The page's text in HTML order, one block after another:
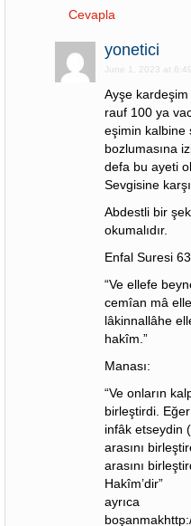
Cevapla
yonetici
June 1, 2023 at
Ayşe
rauf 100 ya
eşimin kalbine
bozlumasına
defa bu ayeti
Sevgisine
Abdestli bir
okumalıdır.
Enfal Suresi
“Ve ellefe
cemîan mâ
lâkinnallâhe
hakîm.”
Manası:
“Ve onların
birleştirdi.
infâk etseydin
arasını
arasını
Hakîm’dir”
ayrıca